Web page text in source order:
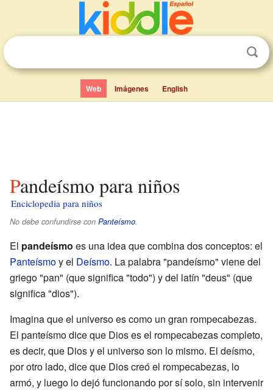
Web Imágenes English
Pandeísmo para niños
Enciclopedia para niños
No debe confundirse con Panteísmo.
El pandeísmo es una idea que combina dos conceptos: el
Panteísmoy el Deísmo. La palabra "pandeísmo" viene del
griego "pan" (que significa "todo") y del latín "deus" (que
significa "dios").
Imagina que el universo es como un gran rompecabezas.
El panteísmo dice que Dios es el rompecabezas completo,
es decir, que Dios y el universo son lo mismo. El deísmo,
por otro lado, dice que Dios creó el rompecabezas, lo
armó, y luego lo dejó funcionando por sí solo, sin intervenir